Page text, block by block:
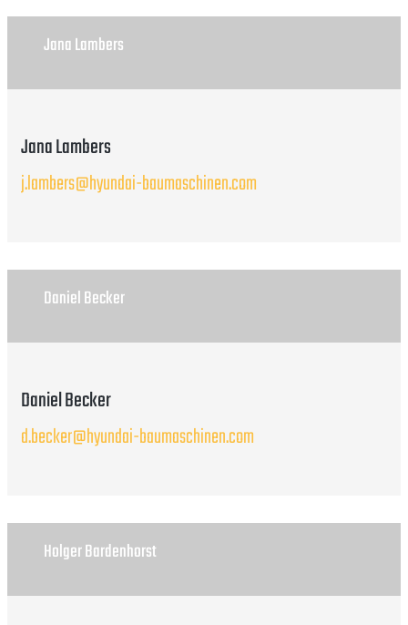
Jana Lambers
Jana Lambers
j.lambers@hyundai-baumaschinen.com
Daniel Becker
Daniel Becker
d.becker@hyundai-baumaschinen.com
Holger Bardenhorst